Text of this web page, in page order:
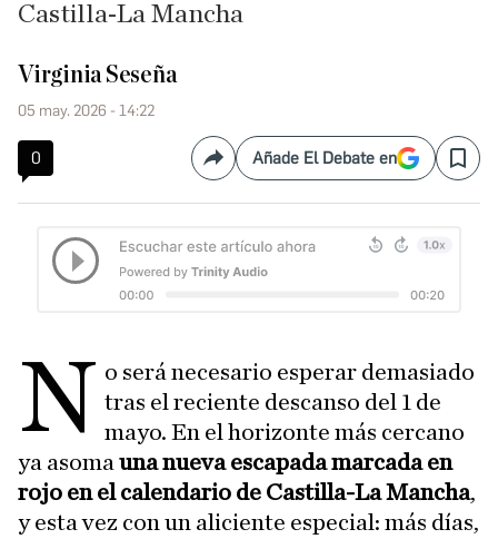
Castilla-La Mancha
Virginia Seseña
05 may. 2026 - 14:22
0 CompartirAñade El Debate en Save
N o será necesario esperar demasiado
tras el reciente descanso del 1 de
mayo. En el horizonte más cercano
ya asoma una nueva escapada marcada en
rojo en el calendario de Castilla-La Mancha,
y esta vez con un aliciente especial: más días,